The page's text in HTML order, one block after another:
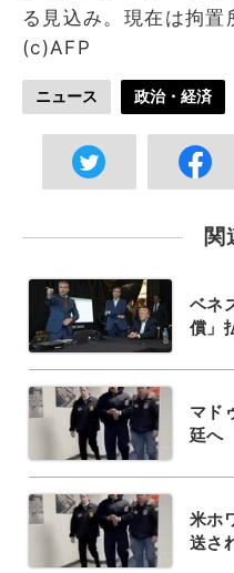
る見込み。現在は拘置
(c)AFP
ニュース 政治・経済
関
ベネ
償」
マド
廷へ
米ホ
送さ